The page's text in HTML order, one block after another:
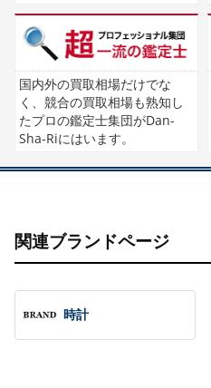
国内外の買取相場だけでな
く、競合の買取相場も熟知し
たプロの鑑定士集団がDan-
Sha-Riにはいます。
関連ブランドページ
時計